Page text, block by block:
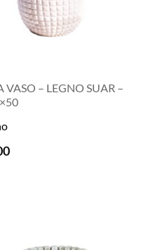
VASO – LEGNO SUAR –